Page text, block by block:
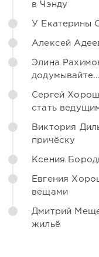
в Чэнду
У Екатерины
Алексей
Элина
додумывайте...
Сергей
стать
Виктория
причёску
Ксения
Евгения
вещами
Дмитрий
жильё